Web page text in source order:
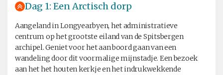
Dag 1: Een Arctisch dorp
Aangeland in Longyearbyen, het administratieve
centrum op het grootste eiland van de Spitsbergen
archipel. Geniet voor het aan boord gaan van een
wandeling door dit voormalige mijnstadje. Een bezoek
aan het het houten kerkje en het indrukwekkende